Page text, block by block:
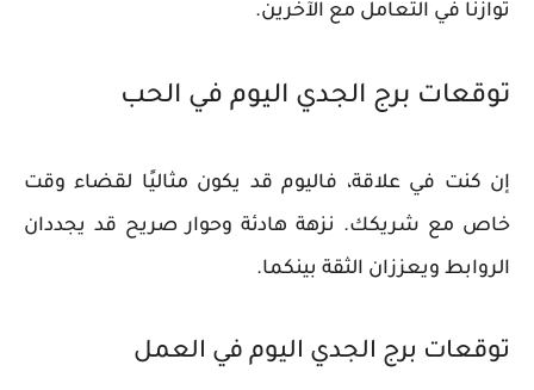
توازنًا في التعامل مع الآخرين.
توقعات برج الجدي اليوم في الحب
إن كنت في علاقة، فاليوم قد يكون مثاليًا لقضاء وقت
خاص مع شريكك. نزهة هادئة وحوار صريح قد يجددان
الروابط ويعززان الثقة بينكما.
توقعات برج الجدي اليوم في العمل